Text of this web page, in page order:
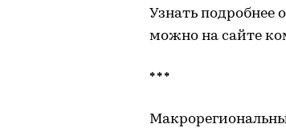
Узнать подробнее
можно на сайте
* * *